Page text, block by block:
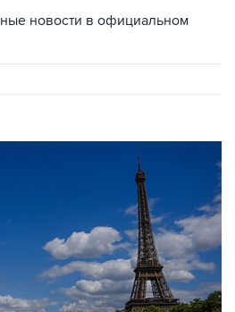
новости в официальном